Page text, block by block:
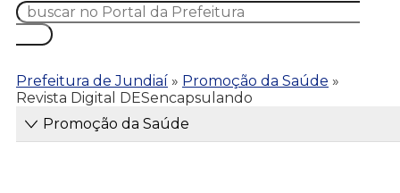
Prefeitura de Jundiaí » Promoção da Saúde »
Revista Digital DESencapsulando
Promoção da Saúde